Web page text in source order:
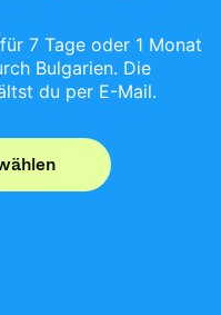
7 Tage oder 1 Monat
Bulgarien. Die
du per E-Mail.